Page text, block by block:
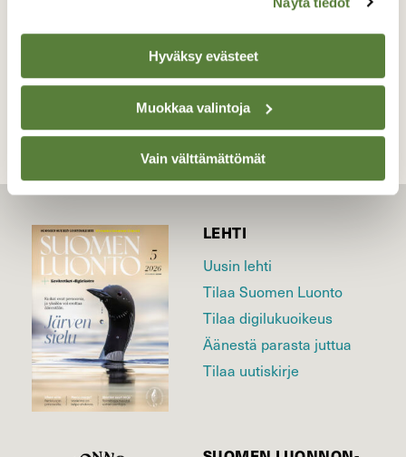
Hyväksy evästeet
Muokkaa valintoja
Vain välttämättömät
TAKAISIN LISTAAN
LEHTI
Uusin lehti
Tilaa Suomen Luonto
Tilaa digilukuoikeus
Äänestä parasta juttua
Tilaa uutiskirje